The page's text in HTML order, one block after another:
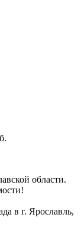
области.
в г. Ярославль,